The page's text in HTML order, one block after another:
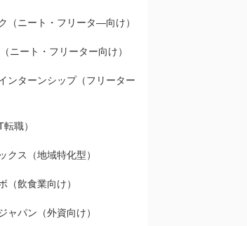
（ニート・フリータ―向け）
ニート・フリーター向け）
ンターンシップ（フリーター
職）
クス（地域特化型）
（飲食業向け）
ャパン（外資向け）